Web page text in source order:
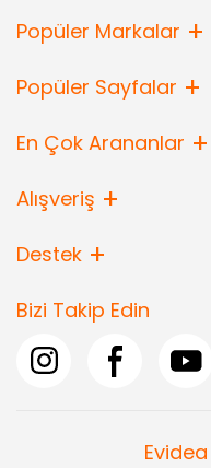
Popüler Markalar
Popüler Sayfalar
En Çok Arananlar
Alışveriş
Destek
Bizi Takip Edin